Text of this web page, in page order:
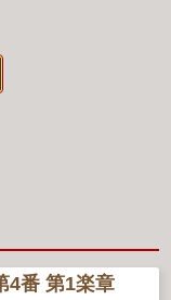
4番 第1楽章